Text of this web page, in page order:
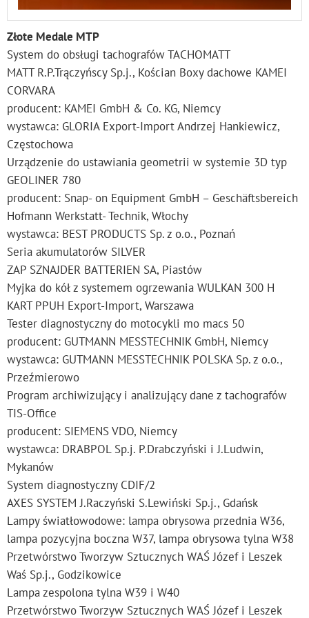
Złote Medale MTP
System do obsługi tachografów TACHOMATT
MATT R.P.Trączyńscy Sp.j., Kościan Boxy dachowe KAMEI
CORVARA
producent: KAMEI GmbH & Co. KG, Niemcy
wystawca: GLORIA Export-Import Andrzej Hankiewicz,
Częstochowa
Urządzenie do ustawiania geometrii w systemie 3D typ
GEOLINER 780
producent: Snap- on Equipment GmbH – Geschäftsbereich
Hofmann Werkstatt- Technik, Włochy
wystawca: BEST PRODUCTS Sp. z o.o., Poznań
Seria akumulatorów SILVER
ZAP SZNAJDER BATTERIEN SA, Piastów
Myjka do kół z systemem ogrzewania WULKAN 300 H
KART PPUH Export-Import, Warszawa
Tester diagnostyczny do motocykli mo macs 50
producent: GUTMANN MESSTECHNIK GmbH, Niemcy
wystawca: GUTMANN MESSTECHNIK POLSKA Sp. z o.o.,
Przeźmierowo
Program archiwizujący i analizujący dane z tachografów
TIS-Office
producent: SIEMENS VDO, Niemcy
wystawca: DRABPOL Sp.j. P.Drabczyński i J.Ludwin,
Mykanów
System diagnostyczny CDIF/2
AXES SYSTEM J.Raczyński S.Lewiński Sp.j., Gdańsk
Lampy światłowodowe: lampa obrysowa przednia W36,
lampa pozycyjna boczna W37, lampa obrysowa tylna W38
Przetwórstwo Tworzyw Sztucznych WAŚ Józef i Leszek
Waś Sp.j., Godzikowice
Lampa zespolona tylna W39 i W40
Przetwórstwo Tworzyw Sztucznych WAŚ Józef i Leszek